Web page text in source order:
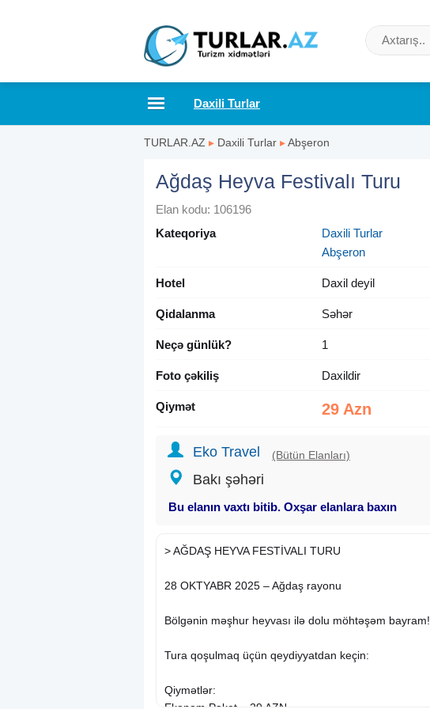
Daxili Turlar
TURLAR.AZ ▸ Daxili Turlar ▸Abşeron
Ağdaş Heyva Festivalı Turu
Elan kodu: 106196
Kateqoriya
Daxili Turlar
Abşeron
Hotel Daxil deyil
Qidalanma Səhər
Neçə günlük? 1
Foto çəkiliş Daxildir
Qiymət 29 Azn
Eko Travel (Bütün Elanları)
Bakı şəhəri
Bu elanın vaxtı bitib. Oxşar elanlara baxın
> AĞDAŞ HEYVA FESTİVALI TURU
28 OKTYABR 2025 – Ağdaş rayonu
Bölgənin məşhur heyvası ilə dolu möhtəşəm bayram!
Tura qoşulmaq üçün qeydiyyatdan keçin:
Qiymətlər: